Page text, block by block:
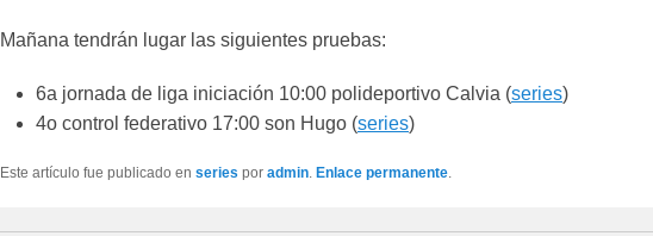
Mañana tendrán lugar las siguientes pruebas:
6a jornada de liga iniciación 10:00 polideportivo Calvia (series)
4o control federativo 17:00 son Hugo (series)
Este artículo fue publicado en series por admin Enlace permanente